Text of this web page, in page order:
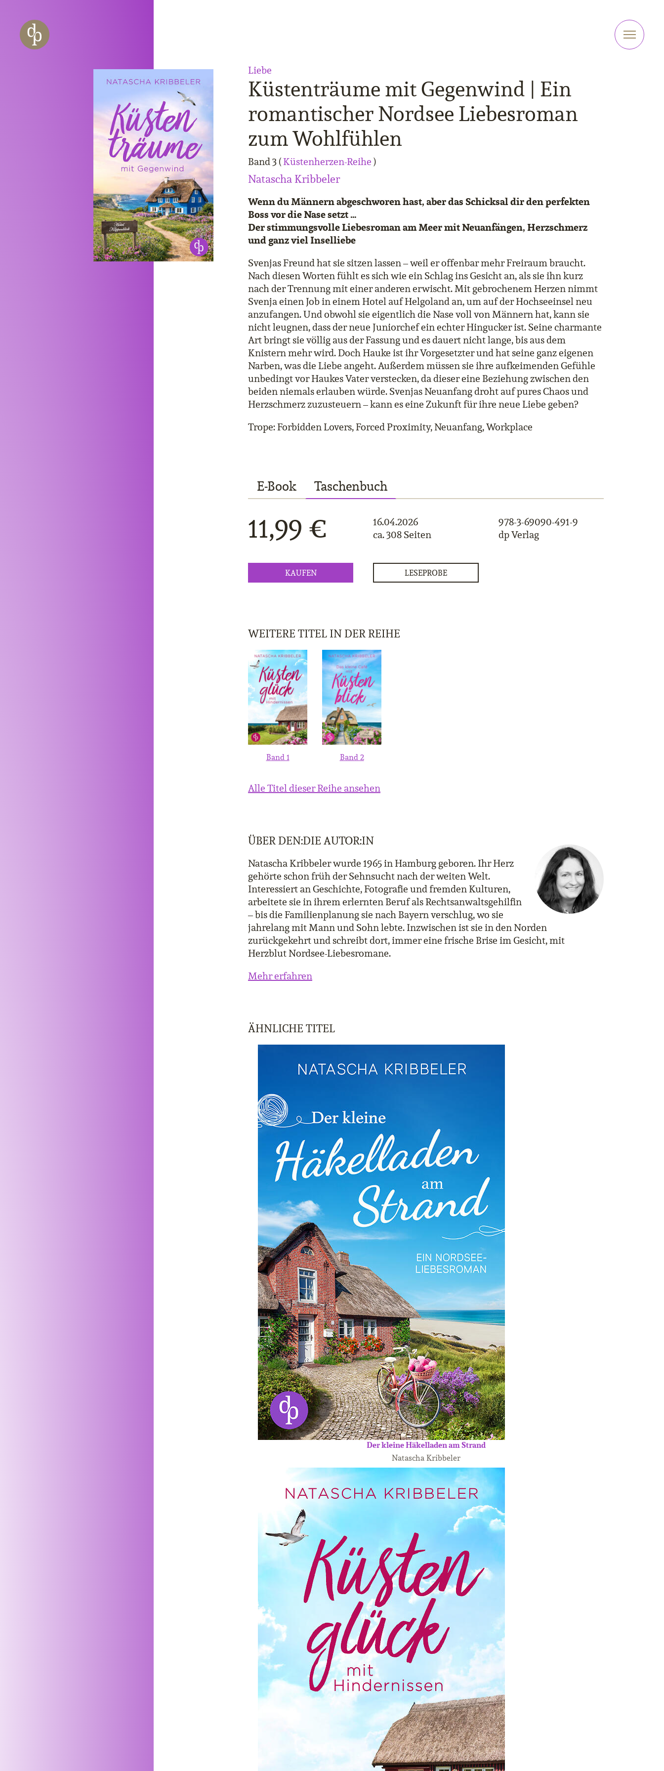
Zur Navigation springen
Zur Website-Suche springen
Küstenträume mit Gegenwind | Ein
romantischer Nordsee Liebesroman
zum Wohlfühlen
Band 3 (Küstenherzen-Reihe)
Natascha Kribbeler
Liebe
Wenn du Männern abgeschworen hast, aber das Schicksal dir den perfekten
Boss vor die Nase setzt …
Der stimmungsvolle Liebesroman am Meer mit Neuanfängen, Herzschmerz
und ganz viel Inselliebe
Svenjas Freund hat sie sitzen lassen – weil er offenbar mehr Freiraum braucht.
Nach diesen Worten fühlt es sich wie ein Schlag ins Gesicht an, als sie ihn kurz
nach der Trennung mit einer anderen erwischt. Mit gebrochenem Herzen nimmt
Svenja einen Job in einem Hotel auf Helgoland an, um auf der Hochseeinsel neu
anzufangen. Und obwohl sie eigentlich die Nase voll von Männern hat, kann sie
nicht leugnen, dass der neue Juniorchef ein echter Hingucker ist. Seine charmante
Art bringt sie völlig aus der Fassung und es dauert nicht lange, bis aus dem
Knistern mehr wird. Doch Hauke ist ihr Vorgesetzter und hat seine ganz eigenen
Narben, was die Liebe angeht. Außerdem müssen sie ihre aufkeimenden Gefühle
unbedingt vor Haukes Vater verstecken, da dieser eine Beziehung zwischen den
beiden niemals erlauben würde. Svenjas Neuanfang droht auf pures Chaos und
Herzschmerz zuzusteuern – kann es eine Zukunft für ihre neue Liebe geben?
Trope: Forbidden Lovers, Forced Proximity, Neuanfang, Workplace
E-Book Taschenbuch
11,99 €
16.04.2026
ca. 308 Seiten
978-3-69090-491-9
dp Verlag
KAUFEN LESEPROBE
WEITERE TITEL IN DER REIHE
Band 1 Band 2
Alle Titel dieser Reihe ansehen
ÜBER DEN:DIE AUTOR:IN
Natascha Kribbeler wurde 1965 in Hamburg geboren. Ihr Herz
gehörte schon früh der Sehnsucht nach der weiten Welt.
Interessiert an Geschichte, Fotografie und fremden Kulturen,
arbeitete sie in ihrem erlernten Beruf als Rechtsanwaltsgehilfin
– bis die Familienplanung sie nach Bayern verschlug, wo sie
jahrelang mit Mann und Sohn lebte. Inzwischen ist sie in den Norden
zurückgekehrt und schreibt dort, immer eine frische Brise im Gesicht, mit
Herzblut Nordsee-Liebesromane.
Mehr erfahren
ÄHNLICHE TITEL
Der kleine Häkelladen am Strand
Natascha Kribbeler